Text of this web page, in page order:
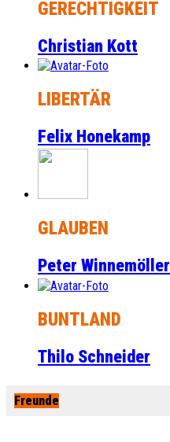
GERECHTIGKEIT
Christian Kott
LIBERTÄR
Felix Honekamp
GLAUBEN
Peter Winnemöller
BUNTLAND
Thilo Schneider
Freunde